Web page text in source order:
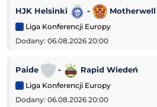
HJK Helsinki - Motherwell
Liga Konferencji Europy
Dodany: 06.08.2026 20:00
Paide - Rapid Wiedeń
Liga Konferencji Europy
Dodany: 06.08.2026 20:00